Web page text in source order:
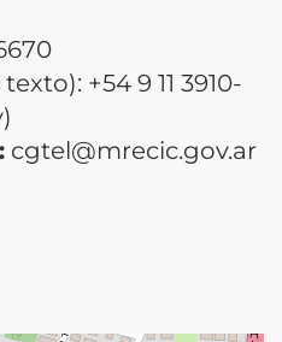
+54 9 11 3910-
cgtel@mrecic.gov.ar